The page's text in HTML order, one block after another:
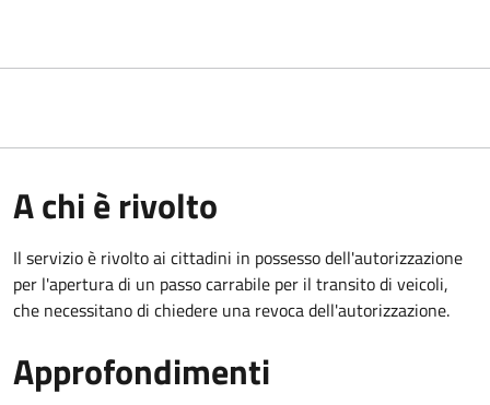
A chi è rivolto
Il servizio è rivolto ai cittadini in possesso dell'autorizzazione
per l'apertura di un passo carrabile per il transito di veicoli,
che necessitano di chiedere una revoca dell'autorizzazione.
Approfondimenti